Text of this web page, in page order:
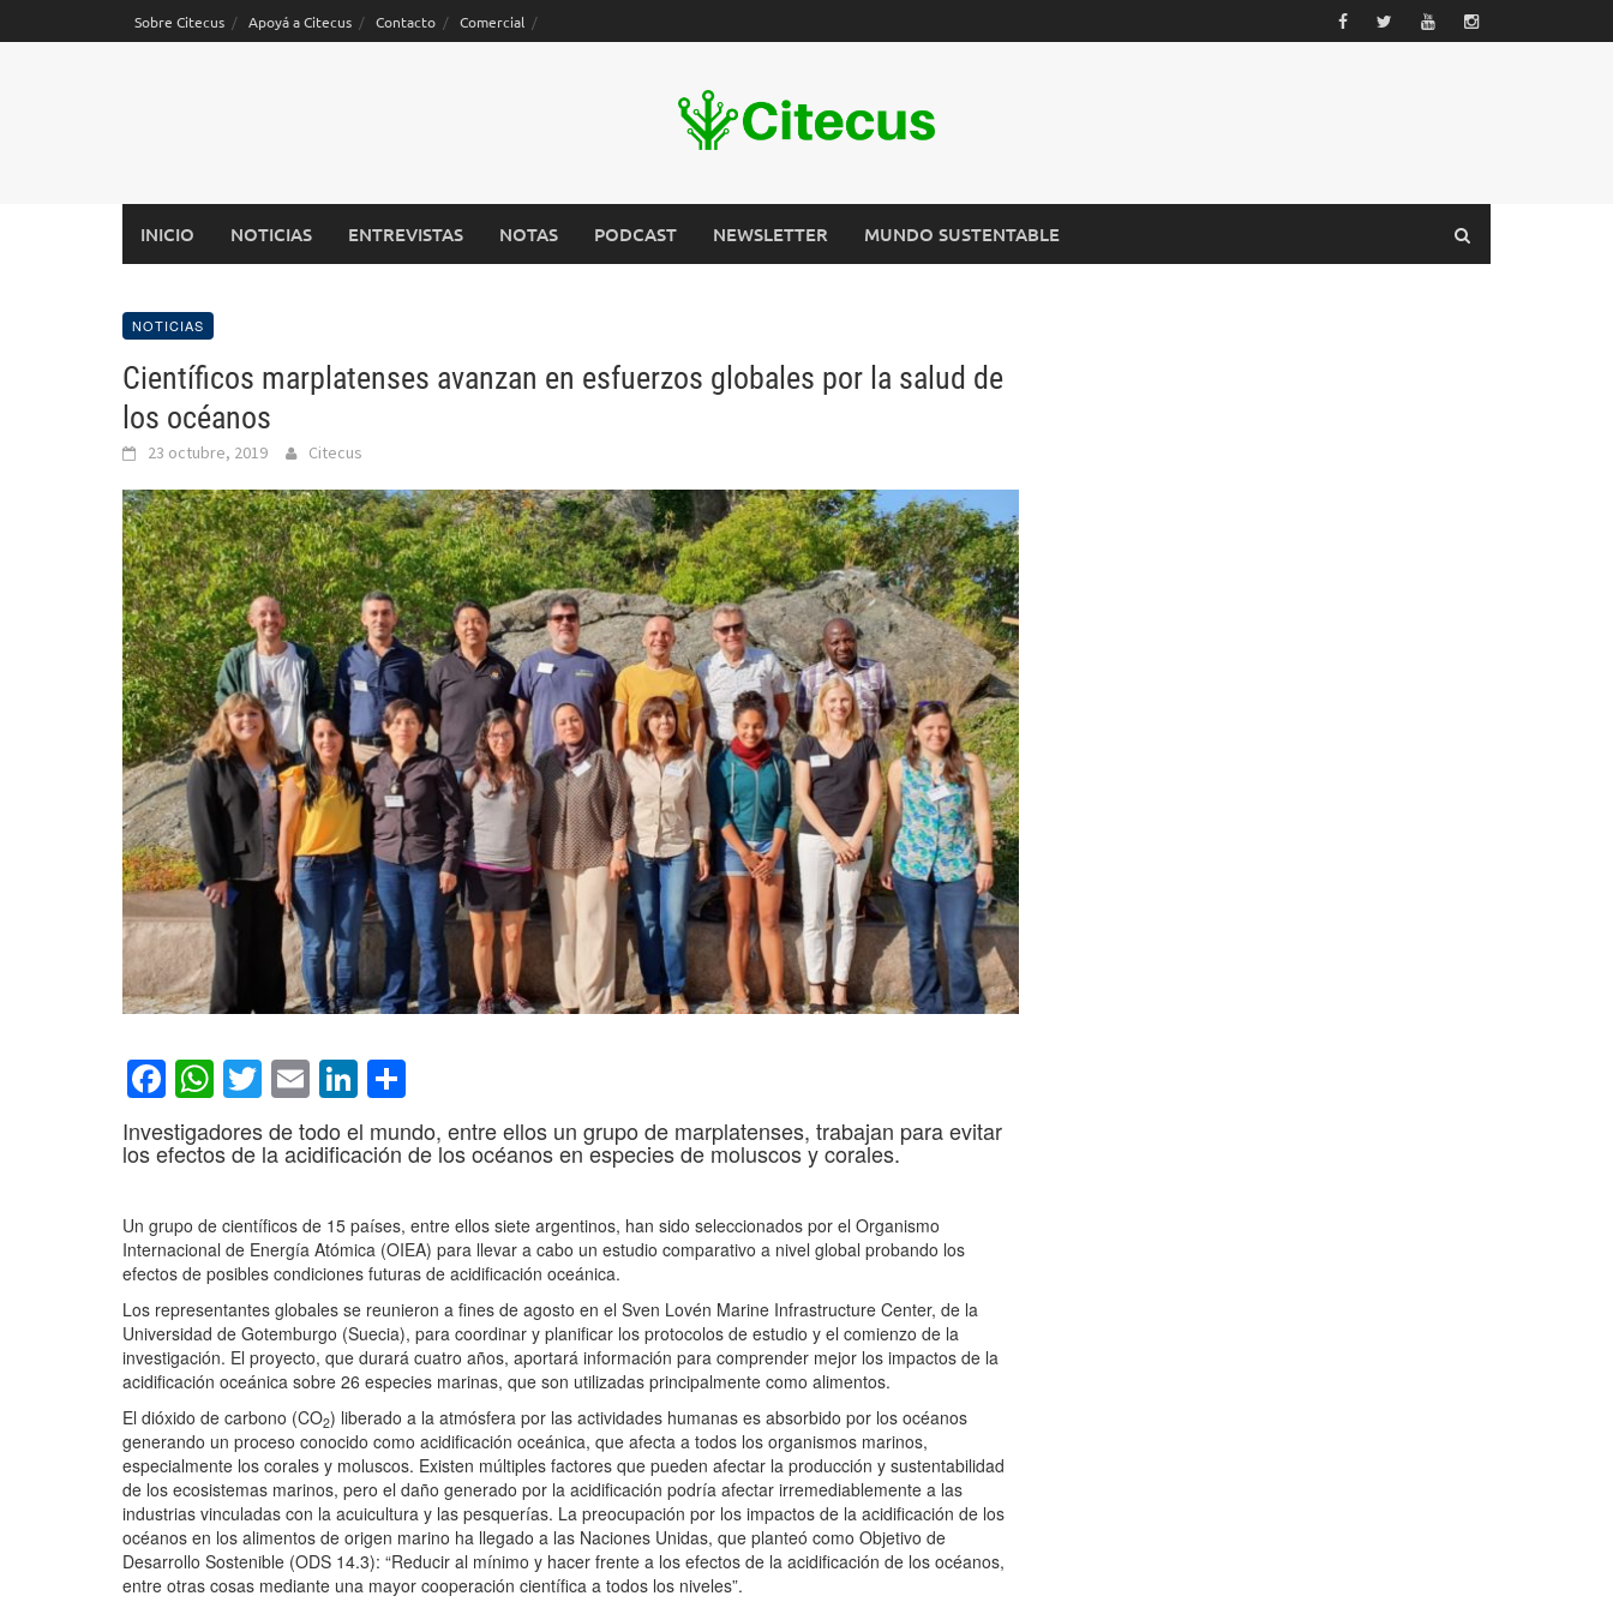
Sobre Citecus Apoyá a Citecus Contacto Comercial
INICIO NOTICIAS ENTREVISTAS NOTAS PODCAST NEWSLETTER MUNDO SUSTENTABLE
NOTICIAS
Científicos marplatenses avanzan en esfuerzos globales por la salud de
los océanos
23 octubre, 2019 Citecus
Facebook
WhatsApp
Twitter
EmailLinkedIn
Investigadores de todo el mundo, entre ellos un grupo de marplatenses, trabajan para evitar
los efectos de la acidificación de los océanos en especies de moluscos y corales.
Un grupo de científicos de 15 países, entre ellos siete argentinos, han sido seleccionados por el Organismo
Internacional de Energía Atómica (OIEA) para llevar a cabo un estudio comparativo a nivel global probando los
efectos de posibles condiciones futuras de acidificación oceánica.
Los representantes globales se reunieron a fines de agosto en el Sven Lovén Marine Infrastructure Center, de la
Universidad de Gotemburgo (Suecia), para coordinar y planificar los protocolos de estudio y el comienzo de la
investigación. El proyecto, que durará cuatro años, aportará información para comprender mejor los impactos de la
acidificación oceánica sobre 26 especies marinas, que son utilizadas principalmente como alimentos.
El dióxido de carbono (CO2) liberado a la atmósfera por las actividades humanas es absorbido por los océanos
generando un proceso conocido como acidificación oceánica, que afecta a todos los organismos marinos,
especialmente los corales y moluscos. Existen múltiples factores que pueden afectar la producción y sustentabilidad
de los ecosistemas marinos, pero el daño generado por la acidificación podría afectar irremediablemente a las
industrias vinculadas con la acuicultura y las pesquerías. La preocupación por los impactos de la acidificación de los
océanos en los alimentos de origen marino ha llegado a las Naciones Unidas, que planteó como Objetivo de
Desarrollo Sostenible (ODS 14.3): “Reducir al mínimo y hacer frente a los efectos de la acidificación de los océanos,
entre otras cosas mediante una mayor cooperación científica a todos los niveles”.